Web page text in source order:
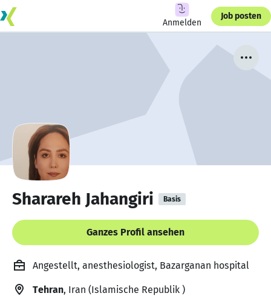
Anmelden
Job posten
Sharareh Jahangiri Basis
Ganzes Profil ansehen
Angestellt, anesthesiologist, Bazarganan hospital
Tehran, Iran (Islamische Republik )